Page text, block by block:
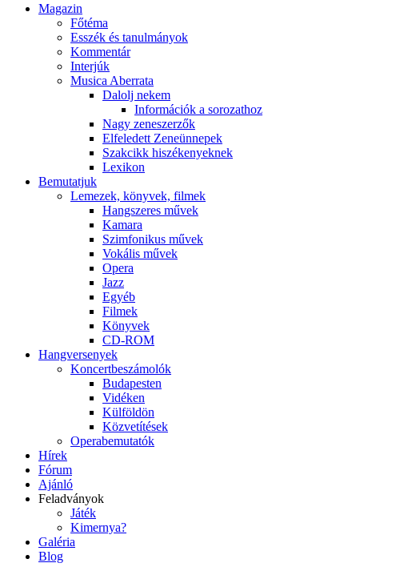
Magazin
Főtéma
Esszék és tanulmányok
Kommentár
Interjúk
Musica Aberrata
Dalolj nekem
Információk a sorozathoz
Nagy zeneszerzők
Elfeledett Zeneünnepek
Szakcikk hiszékenyeknek
Lexikon
Bemutatjuk
Lemezek, könyvek, filmek
Hangszeres művek
Kamara
Szimfonikus művek
Vokális művek
Opera
Jazz
Egyéb
Filmek
Könyvek
CD-ROM
Hangversenyek
Koncertbeszámolók
Budapesten
Vidéken
Külföldön
Közvetítések
Operabemutatók
Hírek
Fórum
Ajánló
Feladványok
Játék
Kimernya?
Galéria
Blog